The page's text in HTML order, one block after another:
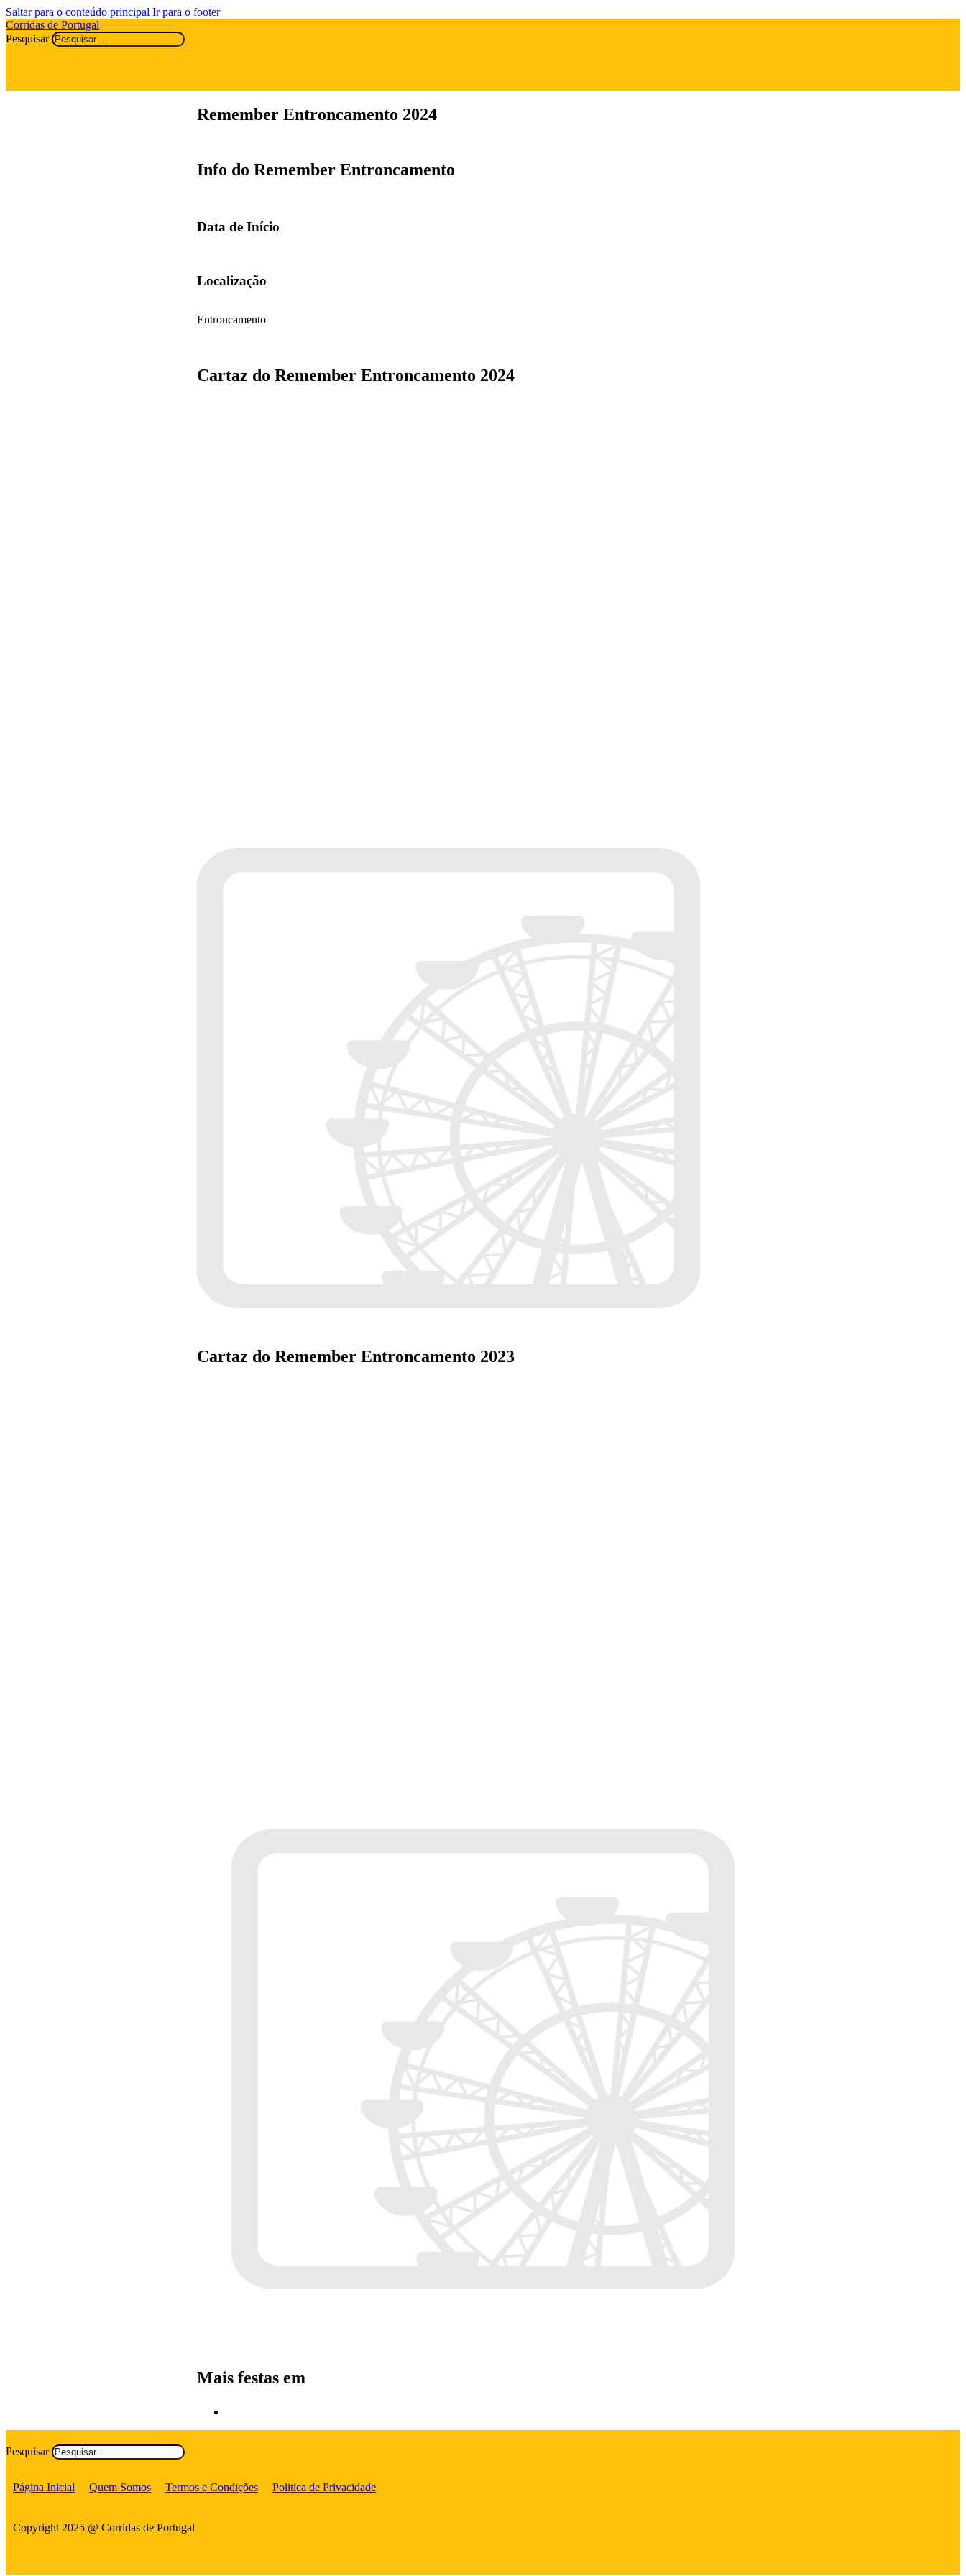
Saltar para o conteúdo principal Ir para o footer
Corridas de Portugal
Pesquisar
Remember Entroncamento 2024
Info do Remember Entroncamento
Data de Início
Localização
Entroncamento
Cartaz do Remember Entroncamento 2024
Cartaz do Remember Entroncamento 2023
Mais festas em
Pesquisar
Página Inicial Quem Somos Termos e Condições Politica de Privacidade
Copyright 2025 @ Corridas de Portugal